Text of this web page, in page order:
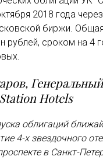
2018 года
биржи.
рублей, сроком на 4
Hotels
облигаций
4-х звездочного
в Санкт-